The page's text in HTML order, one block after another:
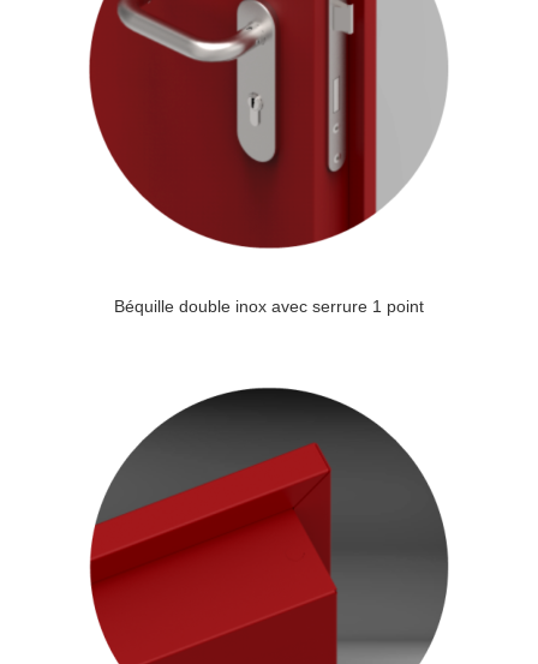
Béquille double inox avec serrure 1 point